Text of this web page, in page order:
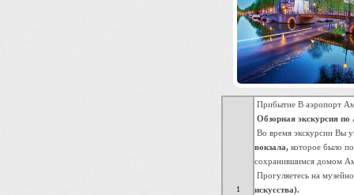
1
Прибытие B аэропорт
Обзорная экскурсия
Во время экскурсии Вы
вокзала, которое было
сохранившимся домом
Прогуляетесь на
искусства).